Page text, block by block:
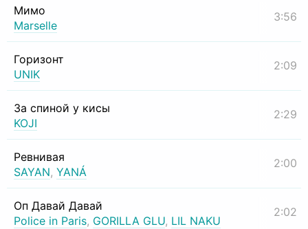
Мимо
Marselle
3:56
Горизонт
UNIK
2:09
За спиной у кисы
KOJI
2:29
Ревнивая
SAYAN, YANÁ
2:00
Оп Давай Давай
Police in Paris, GORILLA GLU, LIL NAKU
2:02